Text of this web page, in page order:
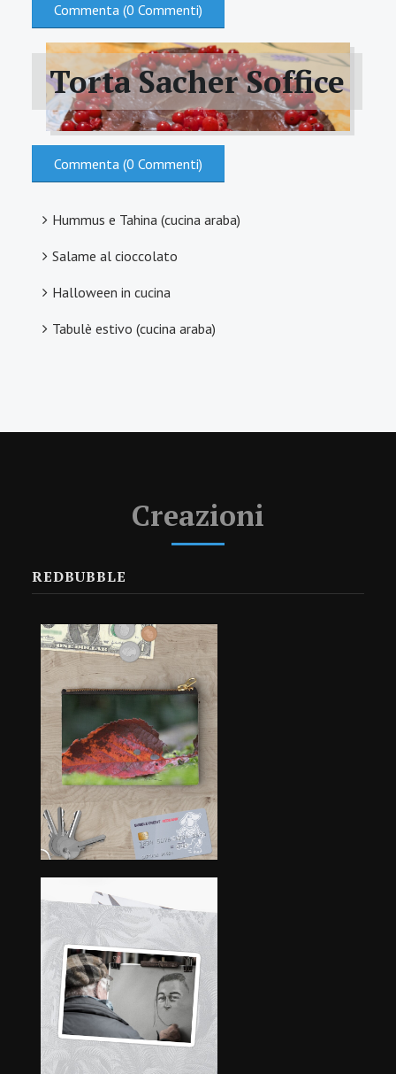
Commenta (0 Commenti)
Torta Sacher Soffice
Commenta (0 Commenti)
Hummus e Tahina (cucina araba)
Salame al cioccolato
Halloween in cucina
Tabulè estivo (cucina araba)
Creazioni
REDBUBBLE